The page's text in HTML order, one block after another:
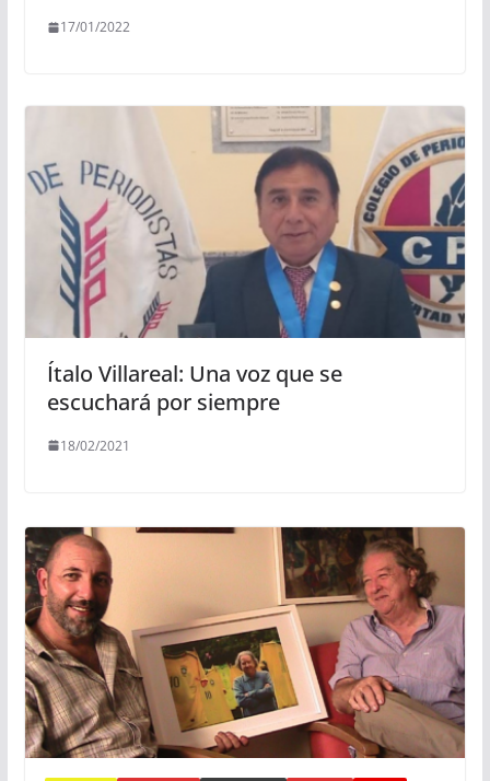
17/01/2022
Ítalo Villareal: Una voz que se
escuchará por siempre
18/02/2021